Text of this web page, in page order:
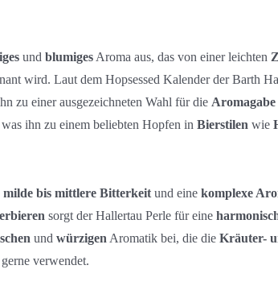
und blumiges Aroma aus, das von einer leichten
wird. Laut dem Hopsessed Kalender der Barth
zu einer ausgezeichneten Wahl für die Aromagabe
was ihn zu einem beliebten Hopfen in Bierstilen wie
milde bis mittlere Bitterkeit und eine komplexe
sorgt der Hallertau Perle für eine
und würzigen Aromatik bei, die die Kräuter-
verwendet.